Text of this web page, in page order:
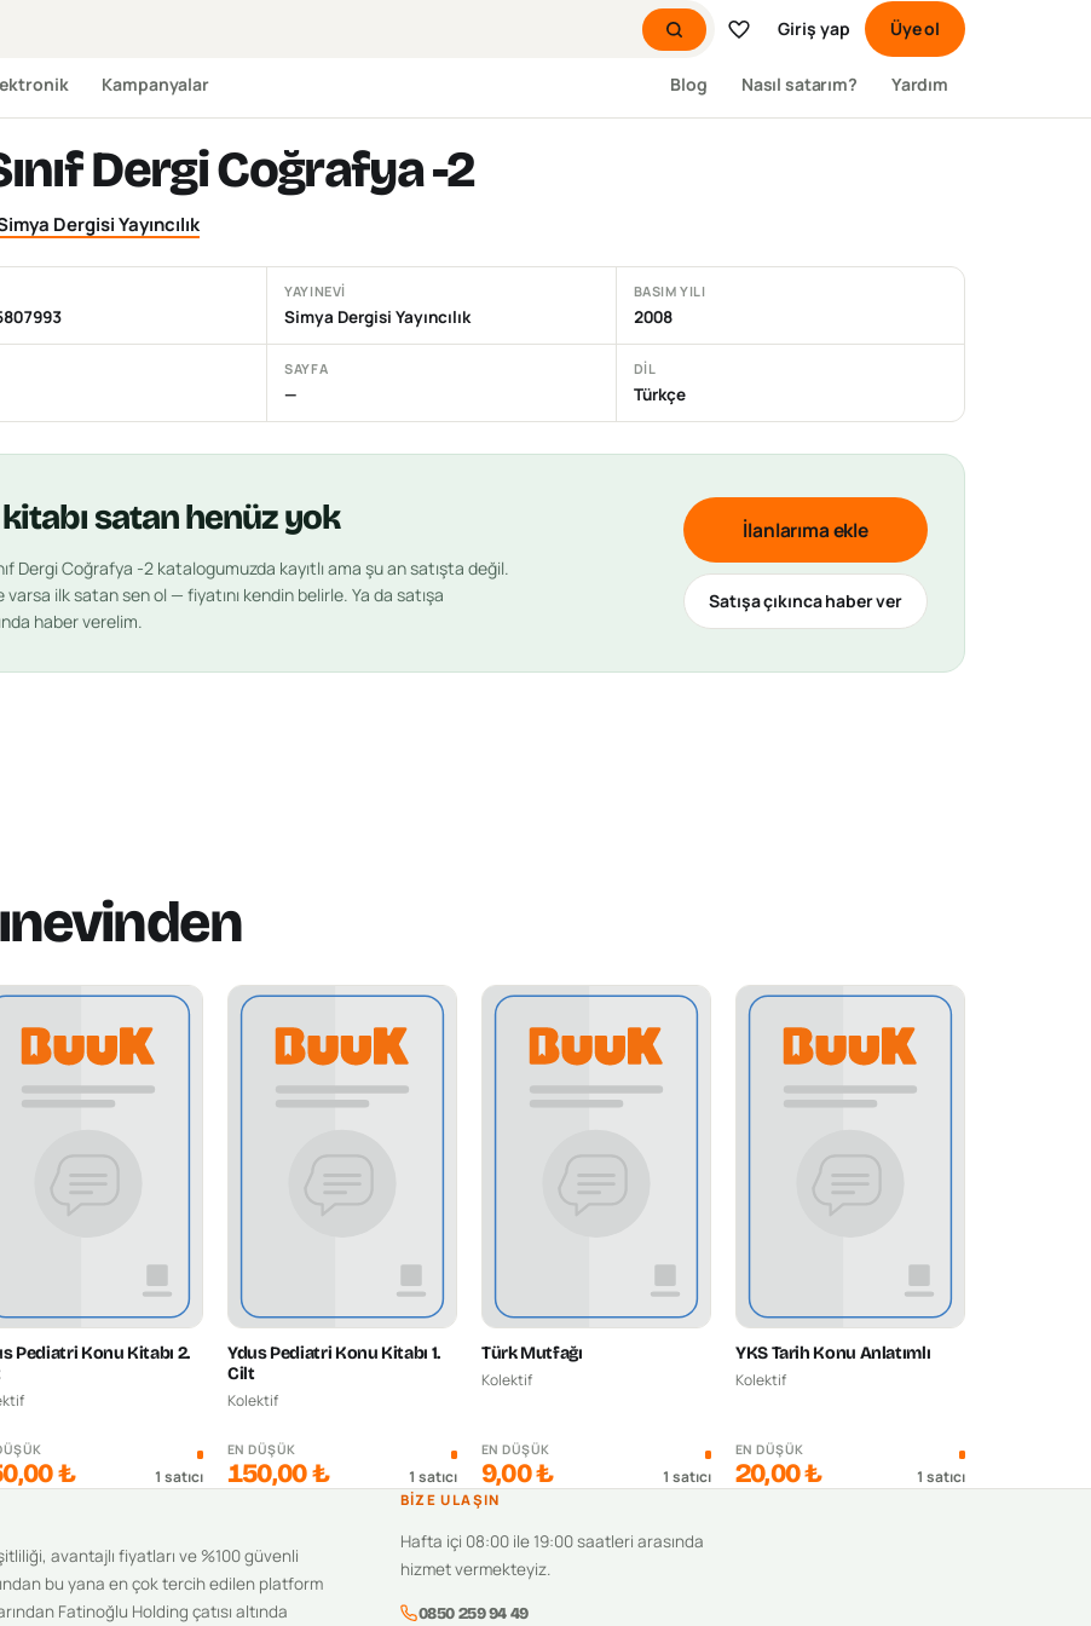
Giriş yap Üye ol
Kampanyalar Blog Nasıl satarım? Yardım
Dergi Coğrafya -2
Dergisi Yayıncılık
YAYINEVI
Simya Dergisi Yayıncılık
BASIM YILI
2008
SAYFA
—
DIL
Türkçe
kitabısatan henüz yok
Dergi Coğrafya -2 katalogumuzda kayıtlı ama şu an satışta değil.
varsa ilk satan sen ol — fiyatını kendin belirle. Ya da satışa
haber verelim.
İlanlarıma ekle
Satışa çıkınca haber ver
Pediatri Konu Kitabı 2.
₺ 1 satıcı
Ydus Pediatri Konu Kitabı 1.
Cilt
Kolektif
EN DÜŞÜK
150,00 ₺ 1 satıcı
Türk Mutfağı
Kolektif
EN DÜŞÜK
9,00 ₺ 1 satıcı
YKS Tarih Konu Anlatımlı
Kolektif
EN DÜŞÜK
20,00 ₺ 1 satıcı
avantajlı fiyatları ve %100 güvenli
bu yana en çok tercih edilen platform
Fatinoğlu Holding çatısı altında
BIZE ULAŞIN
Hafta içi 08:00 ile 19:00 saatleri arasında
hizmet vermekteyiz.
0850 259 94 49